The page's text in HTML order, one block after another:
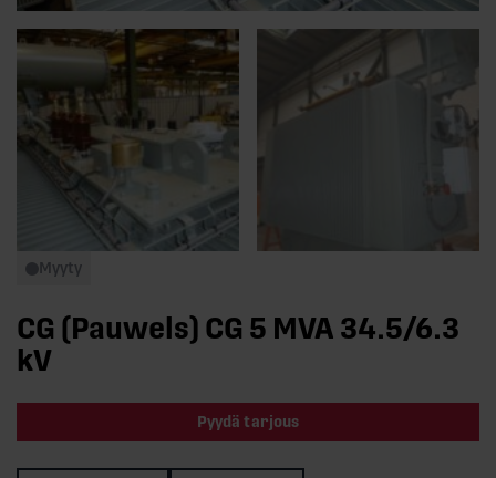
Myyty
CG (Pauwels) CG 5 MVA 34.5/6.3
kV
Pyydä tarjous